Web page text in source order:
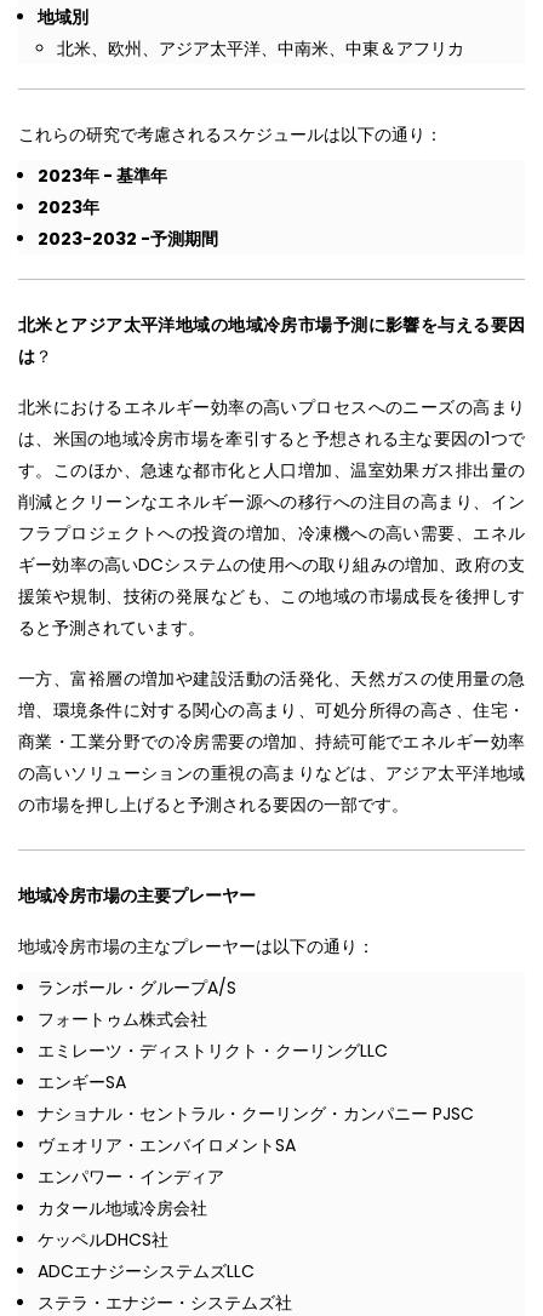
地域別
北米、欧州、アジア太平洋、中南米、中東＆アフリカ
これらの研究で考慮されるスケジュールは以下の通り：
2023年 - 基準年
2023年
2023-2032 -予測期間
北米とアジア太平洋地域の地域冷房市場予測に影響を与える要因
は ？
北米におけるエネルギー効率の高いプロセスへのニーズの高まり
は、米国の地域冷房市場を牽引すると予想される主な要因の1つで
す。このほか、急速な都市化と人口増加、温室効果ガス排出量の
削減とクリーンなエネルギー源への移行への注目の高まり、イン
フラプロジェクトへの投資の増加、冷凍機への高い需要、エネル
ギー効率の高いDCシステムの使用への取り組みの増加、政府の支
援策や規制、技術の発展なども、この地域の市場成長を後押しす
ると予測されています。
一方、富裕層の増加や建設活動の活発化、天然ガスの使用量の急
増、環境条件に対する関心の高まり、可処分所得の高さ、住宅・
商業・工業分野での冷房需要の増加、持続可能でエネルギー効率
の高いソリューションの重視の高まりなどは、アジア太平洋地域
の市場を押し上げると予測される要因の一部です。
地域冷房市場の主要プレーヤー
地域冷房市場の主なプレーヤーは以下の通り：
ランボール・グループA/S
フォートゥム株式会社
エミレーツ・ディストリクト・クーリングLLC
エンギーSA
ナショナル・セントラル・クーリング・カンパニー PJSC
ヴェオリア・エンバイロメントSA
エンパワー・インディア
カタール地域冷房会社
ケッペルDHCS社
ADCエナジーシステムズLLC
ステラ・エナジー・システムズ社